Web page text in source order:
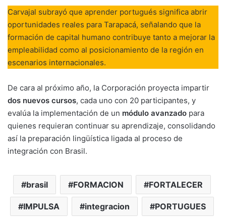
Carvajal subrayó que aprender portugués significa abrir
oportunidades reales para Tarapacá, señalando que la
formación de capital humano contribuye tanto a mejorar la
empleabilidad como al posicionamiento de la región en
escenarios internacionales.
De cara al próximo año, la Corporación proyecta impartir
dos nuevos cursos, cada uno con 20 participantes, y
evalúa la implementación de un módulo avanzado para
quienes requieran continuar su aprendizaje, consolidando
así la preparación lingüística ligada al proceso de
integración con Brasil.
brasil FORMACION FORTALECER
IMPULSA integracion PORTUGUES